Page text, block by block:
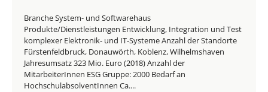
Branche System- und Softwarehaus
Produkte/Dienstleistungen Entwicklung, Integration und Test
komplexer Elektronik- und IT-Systeme Anzahl der Standorte
Fürstenfeldbruck, Donauwörth, Koblenz, Wilhelmshaven
Jahresumsatz 323 Mio. Euro (2018) Anzahl der
MitarbeiterInnen ESG Gruppe: 2000 Bedarf an
HochschulabsolventInnen Ca....